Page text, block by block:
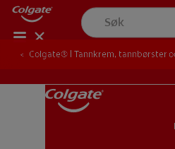
Colgate® | Tannkrem, tannbørster